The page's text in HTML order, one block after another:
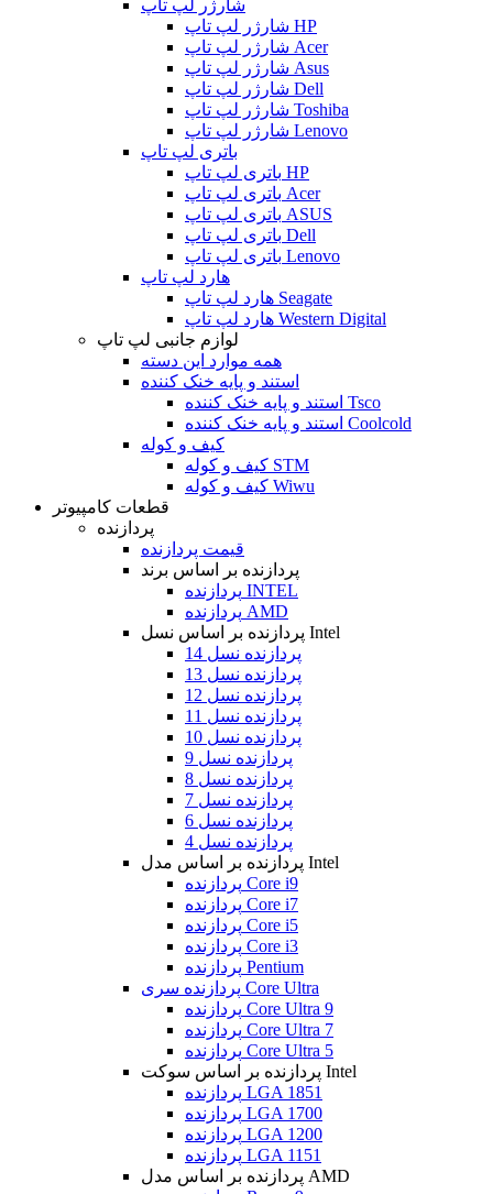
شارژر لپ تاپ
شارژر لپ تاپ HP
شارژر لپ تاپ Acer
شارژر لپ تاپ Asus
شارژر لپ تاپ Dell
شارژر لپ تاپ Toshiba
شارژر لپ تاپ Lenovo
باتری لپ تاپ
باتری لپ تاپ HP
باتری لپ تاپ Acer
باتری لپ تاپ ASUS
باتری لپ تاپ Dell
باتری لپ تاپ Lenovo
هارد لپ تاپ
هارد لپ تاپ Seagate
هارد لپ تاپ Western Digital
لوازم جانبی لپ تاپ
همه موارد این دسته
استند و پایه خنک کننده
استند و پایه خنک کننده Tsco
استند و پایه خنک کننده Coolcold
کیف و کوله
کیف و کوله STM
کیف و کوله Wiwu
قطعات کامپیوتر
پردازنده
قیمت پردازنده
پردازنده بر اساس برند
پردازنده INTEL
پردازنده AMD
پردازنده بر اساس نسل Intel
پردازنده نسل 14
پردازنده نسل 13
پردازنده نسل 12
پردازنده نسل 11
پردازنده نسل 10
پردازنده نسل 9
پردازنده نسل 8
پردازنده نسل 7
پردازنده نسل 6
پردازنده نسل 4
پردازنده بر اساس مدل Intel
پردازنده Core i9
پردازنده Core i7
پردازنده Core i5
پردازنده Core i3
پردازنده Pentium
پردازنده سری Core Ultra
پردازنده Core Ultra 9
پردازنده Core Ultra 7
پردازنده Core Ultra 5
پردازنده بر اساس سوکت Intel
پردازنده LGA 1851
پردازنده LGA 1700
پردازنده LGA 1200
پردازنده LGA 1151
پردازنده بر اساس مدل AMD